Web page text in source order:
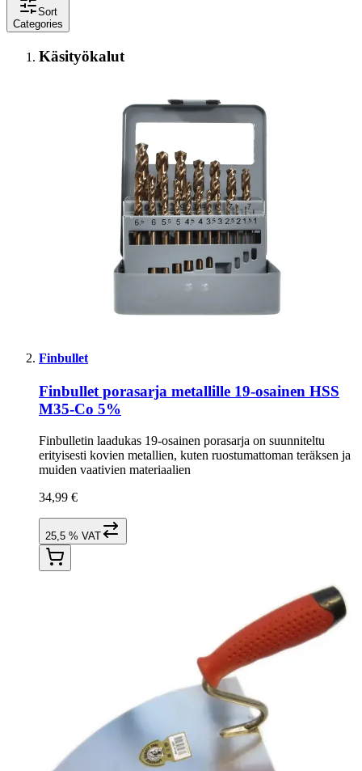
Sort
Categories
Käsityökalut
Finbullet
Finbullet porasarja metallille 19-osainen HSS
M35-Co 5%
Finbulletin laadukas 19-osainen porasarja on suunniteltu
erityisesti kovien metallien, kuten ruostumattoman teräksen ja
muiden vaativien materiaalien
34,99 €
25,5 % VAT